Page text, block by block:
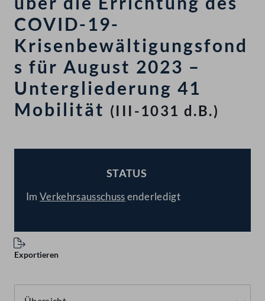
COVID-19-
Krisenbewältigungsfond
s für August 2023 –
Untergliederung 41
Mobilität (III-1031 d.B.)
STATUS
ImVerkehrsausschussenderledigt
Exportieren